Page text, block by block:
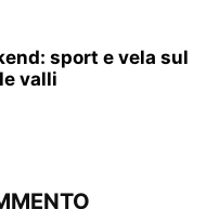
sport e vela sul
valli